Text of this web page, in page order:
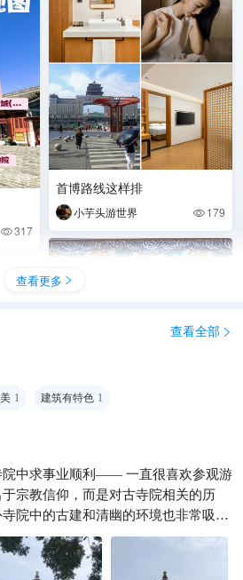
317
首博路线这样排
小芋头游世界  179
去北京参观古代建筑博物馆看
这个攻略就够了‘
绿色共生 227
查看更多 
查看全部 
1 建筑有特色 1
顺利—— 一直很喜欢参观游
宗教信仰，而是对古寺院相关的历
院中的古建和清幽的环境也非常吸引
确实是“有所求”——今天是来求事业
的两个寺院，一个是卧佛寺、另一个
因为寺名与“offer”谐音，这个实在有